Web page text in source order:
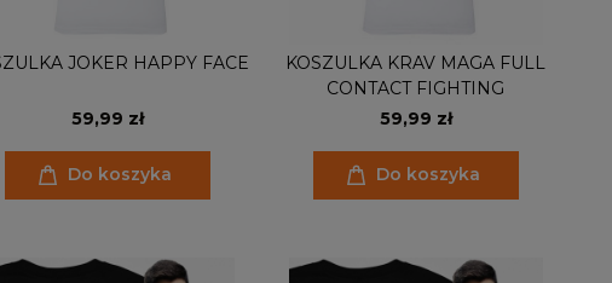
JOKER HAPPY FACE
59,99 zł
Do koszyka
KOSZULKA KRAV MAGA FULL
CONTACT FIGHTING
59,99 zł
Do koszyka